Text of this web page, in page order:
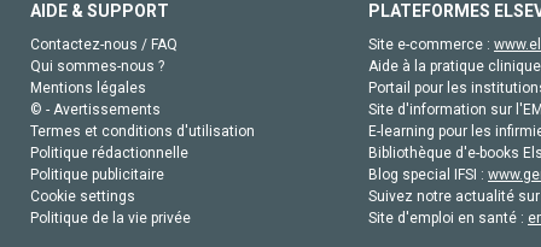
AIDE & SUPPORT
Contactez-nous / FAQ
Qui sommes-nous ?
Mentions légales
© - Avertissements
Termes et conditions d'utilisation
Politique rédactionnelle
Politique publicitaire
Cookie settings
Politique de la vie privée
PLATEFORMES
Site e-commerce :
Aide à la pratique
Portail pour les
Site d'information sur
E-learning pour les
Bibliothèque d'e-books
Blog special IFSI :
Suivez notre actualité
Site d'emploi en santé :